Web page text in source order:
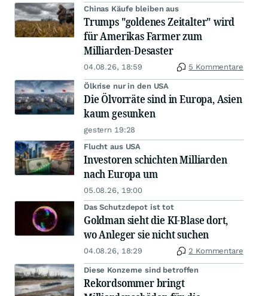
Chinas Käufe bleiben aus
Trumps "goldenes Zeitalter" wird
für Amerikas Farmer zum
Milliarden-Desaster
04.08.26, 18:59 5 Kommentare
Ölkrise nur in den USA
Die Ölvorräte sind in Europa, Asien
kaum gesunken
gestern 19:28
Flucht aus USA
Investoren schichten Milliarden
nach Europa um
05.08.26, 19:00
Das Schutzdepot ist tot
Goldman sieht die KI-Blase dort,
wo Anleger sie nicht suchen
04.08.26, 18:29 2 Kommentare
Diese Konzerne sind betroffen
Rekordsommer bringt